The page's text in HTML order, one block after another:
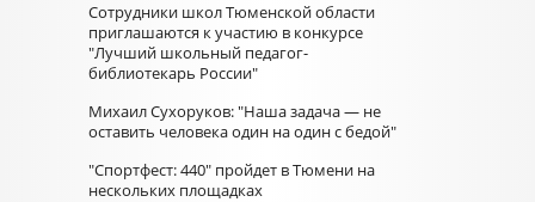
Сотрудники школ Тюменской области
приглашаются к участию в конкурсе
"Лучший школьный педагог-
библиотекарь России"
Михаил Сухоруков: "Наша задача — не
оставить человека один на один с бедой"
"Спортфест: 440" пройдет в Тюмени на
нескольких площадках